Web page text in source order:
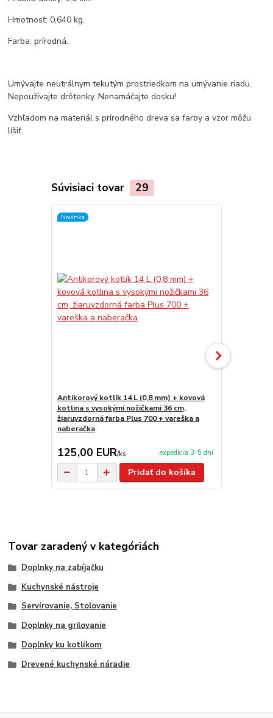
Hmotnosť: 0,640 kg.
Farba: prírodná.
Umývajte neutrálnym tekutým prostriedkom na umývanie riadu.
Nepoužívajte drôtenky. Nenamáčajte dosku!
Vzhľadom na materiál s prírodného dreva sa farby a vzor môžu
líšiť.
Súvisiaci tovar 29
Novinka
Antikorový kotlík 14 L (0,8 mm) + kovová
kotlina s vysokými nožičkami 36 cm,
žiaruvzdorná farba Plus 700 + vareška a
naberačka
125,00 EUR/ks expedícia 3-5 dní
Pridať do košíka
Tovar zaradený v kategóriách
Doplnky na zabíjačku
Kuchynské nástroje
Servírovanie, Stolovanie
Doplnky na grilovanie
Doplnky ku kotlíkom
Drevené kuchynské náradie